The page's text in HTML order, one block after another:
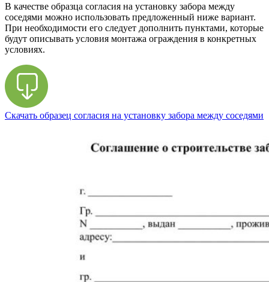
В качестве образца согласия на установку забора между
соседями можно использовать предложенный ниже вариант.
При необходимости его следует дополнить пунктами, которые
будут описывать условия монтажа ограждения в конкретных
условиях.
Скачать образец согласия на установку забора между соседями